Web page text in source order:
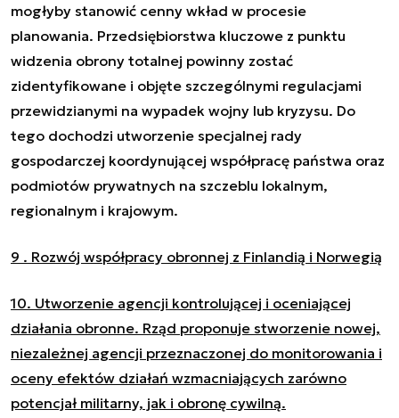
mogłyby stanowić cenny wkład w procesie
planowania. Przedsiębiorstwa kluczowe z punktu
widzenia obrony totalnej powinny zostać
zidentyfikowane i objęte szczególnymi regulacjami
przewidzianymi na wypadek wojny lub kryzysu. Do
tego dochodzi utworzenie specjalnej rady
gospodarczej koordynującej współpracę państwa oraz
podmiotów prywatnych na szczeblu lokalnym,
regionalnym i krajowym.
9 . Rozwój współpracy obronnej z Finlandią i Norwegią
10. Utworzenie agencji kontrolującej i oceniającej
działania obronne. Rząd proponuje stworzenie nowej,
niezależnej agencji przeznaczonej do monitorowania i
oceny efektów działań wzmacniających zarówno
potencjał militarny, jak i obronę cywilną.